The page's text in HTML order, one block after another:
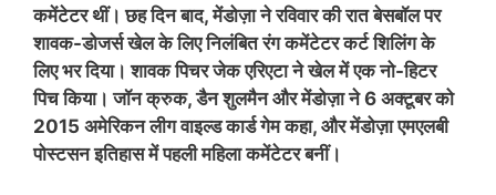
कमेंटेटर थीं। छह दिन बाद, मेंडोज़ा ने रविवार की रात बेसबॉल पर
शावक-डोजर्स खेल के लिए निलंबित रंग कमेंटेटर कर्ट शिलिंग के
लिए भर दिया। शावक पिचर जेक एरिएटा ने खेल में एक नो-हिटर
पिच किया। जॉन क्रुक, डैन शुलमैन और मेंडोज़ा ने 6 अक्टूबर को
2015 अमेरिकन लीग वाइल्ड कार्ड गेम कहा, और मेंडोज़ा एमएलबी
पोस्टसन इतिहास में पहली महिला कमेंटेटर बनीं।